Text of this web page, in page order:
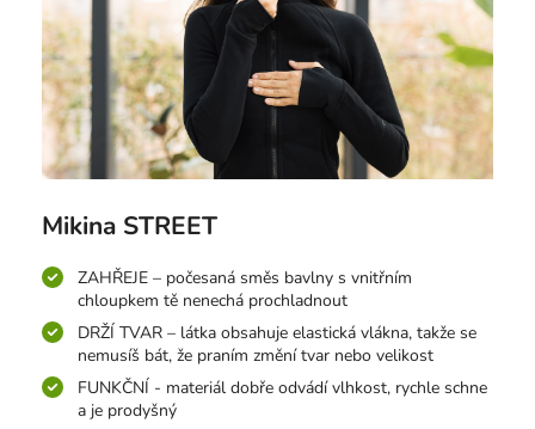
Mikina STREET
ZAHŘEJE – počesaná směs bavlny s vnitřním
chloupkem tě nenechá prochladnout
DRŽÍ TVAR – látka obsahuje elastická vlákna, takže se
nemusíš bát, že praním změní tvar nebo velikost
FUNKČNÍ - materiál dobře odvádí vlhkost, rychle schne
a je prodyšný